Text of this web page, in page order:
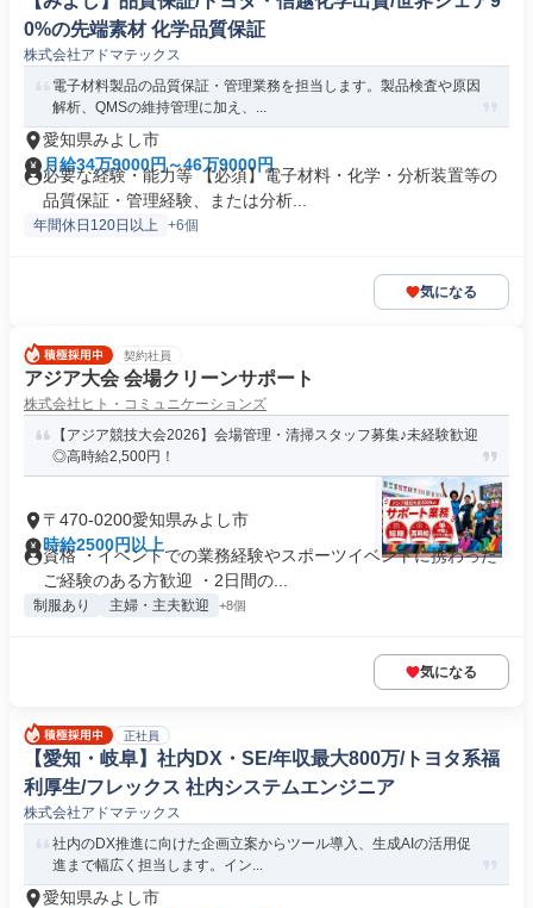
0%の先端素材 化学品質保証
株式会社アドマテックス
電子材料製品の品質保証・管理業務を担当します。製品検査や原因
解析、QMSの維持管理に加え、...
愛知県みよし市
月給34万9000円～46万9000円
必要な経験・能力等 【必須】電子材料・化学・分析装置等の
品質保証・管理経験、または分析...
年間休日120日以上 +6個
気になる
契約社員
アジア大会 会場クリーンサポート
株式会社ヒト・コミュニケーションズ
【アジア競技大会2026】会場管理・清掃スタッフ募集♪未経験歓迎
◎高時給2,500円！
〒470-0200愛知県みよし市
時給2500円以上
資格 ・イベントでの業務経験やスポーツイベントに携わった
ご経験のある方歓迎 ・2日間の...
制服あり 主婦・主夫歓迎 +8個
気になる
正社員
【愛知・岐阜】社内DX・SE/年収最大800万/トヨタ系福
利厚生/フレックス 社内システムエンジニア
株式会社アドマテックス
社内のDX推進に向けた企画立案からツール導入、生成AIの活用促
進まで幅広く担当します。イン...
愛知県みよし市